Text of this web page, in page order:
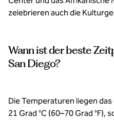
zelebrieren auch die
Wann ist der beste
San Diego?
Die Temperaturen liegen
21 Grad °C (60–70 Grad °F),